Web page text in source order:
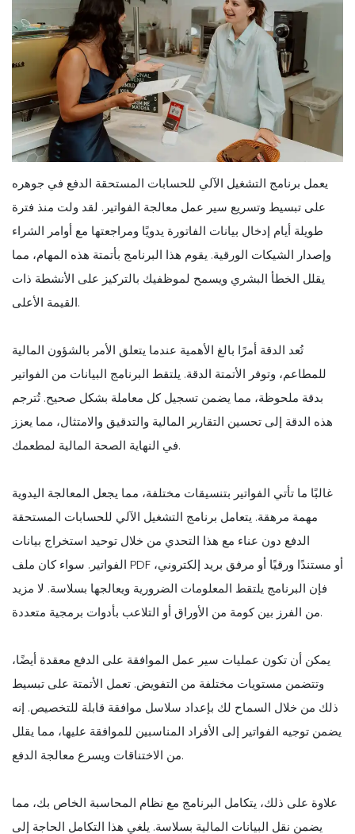
يعمل برنامج التشغيل الآلي للحسابات المستحقة الدفع في جوهره
على تبسيط وتسريع سير عمل معالجة الفواتير. لقد ولت منذ فترة
طويلة أيام إدخال بيانات الفاتورة يدويًا ومراجعتها مع أوامر الشراء
وإصدار الشيكات الورقية. يقوم هذا البرنامج بأتمتة هذه المهام، مما
يقلل الخطأ البشري ويسمح لموظفيك بالتركيز على الأنشطة ذات
القيمة الأعلى.
تُعد الدقة أمرًا بالغ الأهمية عندما يتعلق الأمر بالشؤون المالية
للمطاعم، وتوفر الأتمتة الدقة. يلتقط البرنامج البيانات من الفواتير
بدقة ملحوظة، مما يضمن تسجيل كل معاملة بشكل صحيح. تُترجم
هذه الدقة إلى تحسين التقارير المالية والتدقيق والامتثال، مما يعزز
في النهاية الصحة المالية لمطعمك.
غالبًا ما تأتي الفواتير بتنسيقات مختلفة، مما يجعل المعالجة اليدوية
مهمة مرهقة. يتعامل برنامج التشغيل الآلي للحسابات المستحقة
الدفع دون عناء مع هذا التحدي من خلال توحيد استخراج بيانات
الفواتير. سواء كان ملف PDF أو مستندًا ورقيًا أو مرفق بريد إلكتروني،
فإن البرنامج يلتقط المعلومات الضرورية ويعالجها بسلاسة. لا مزيد
من الفرز بين كومة من الأوراق أو التلاعب بأدوات برمجية متعددة.
يمكن أن تكون عمليات سير عمل الموافقة على الدفع معقدة أيضًا،
وتتضمن مستويات مختلفة من التفويض. تعمل الأتمتة على تبسيط
ذلك من خلال السماح لك بإعداد سلاسل موافقة قابلة للتخصيص. إنه
يضمن توجيه الفواتير إلى الأفراد المناسبين للموافقة عليها، مما يقلل
من الاختناقات ويسرع معالجة الدفع.
علاوة على ذلك، يتكامل البرنامج مع نظام المحاسبة الخاص بك، مما
يضمن نقل البيانات المالية بسلاسة. يلغي هذا التكامل الحاجة إلى